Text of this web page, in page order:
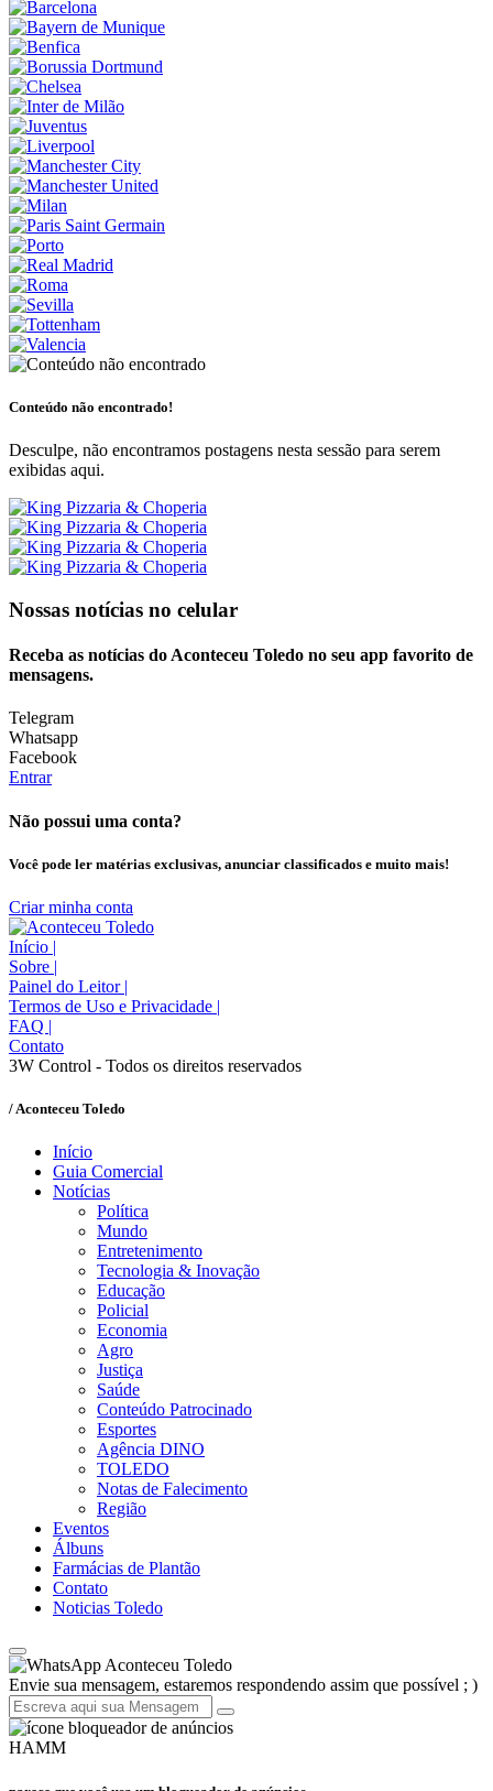
Conteúdo não encontrado!
Desculpe, não encontramos postagens nesta sessão para serem
exibidas aqui.
Nossas notícias no celular
Receba as notícias do Aconteceu Toledo no seu app favorito de
mensagens.
Telegram
Whatsapp
Facebook
Entrar
Não possui uma conta?
Você pode ler matérias exclusivas, anunciar classificados e muito mais!
Criar minha conta
Início |
Sobre |
Painel do Leitor |
Termos de Uso e Privacidade |
FAQ |
Contato
3W Control - Todos os direitos reservados
/ Aconteceu Toledo
Início
Guia Comercial
Notícias
Política
Mundo
Entretenimento
Tecnologia & Inovação
Educação
Policial
Economia
Agro
Justiça
Saúde
Conteúdo Patrocinado
Esportes
Agência DINO
TOLEDO
Notas de Falecimento
Região
Eventos
Álbuns
Farmácias de Plantão
Contato
Noticias Toledo
Aconteceu Toledo
Envie sua mensagem, estaremos respondendo assim que possível ; )
HAMM